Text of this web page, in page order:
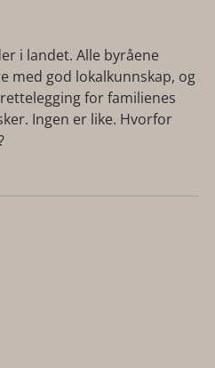
i landet. Alle byråene
med god lokalkunnskap, og
for familienes
Ingen er like. Hvorfor